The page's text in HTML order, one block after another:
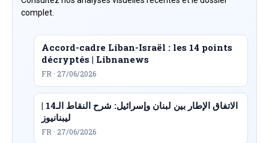
complet.
Accord-cadre Liban-Israël : les 14 points
décryptés | Libnanews
FR · 27/06/2026
الاتفاق الإطار بين لبنان وإسرائيل: شرح النقاط الـ14 |
ليبنانيوز
FR · 27/06/2026